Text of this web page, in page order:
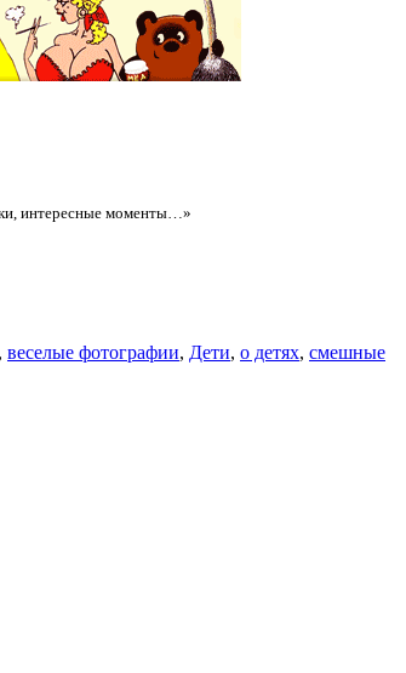
интересные моменты…»
, веселые фотографии, Дети, о детях, смешные